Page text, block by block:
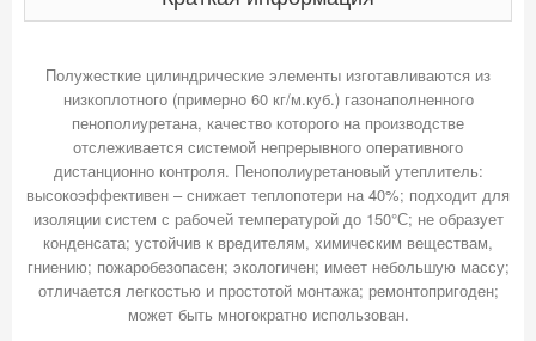
Полужесткие цилиндрические элементы изготавливаются из
низкоплотного (примерно 60 кг/м.куб.) газонаполненного
пенополиуретана, качество которого на производстве
отслеживается системой непрерывного оперативного
дистанционно контроля. Пенополиуретановый утеплитель:
высокоэффективен – снижает теплопотери на 40%; подходит для
изоляции систем с рабочей температурой до 150°С; не образует
конденсата; устойчив к вредителям, химическим веществам,
гниению; пожаробезопасен; экологичен; имеет небольшую массу;
отличается легкостью и простотой монтажа; ремонтопригоден;